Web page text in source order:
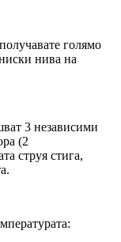
голямо
нива на
3 независими
(2
струя стига,